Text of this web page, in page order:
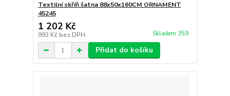
Textilní skříň šatna 88x50x160CM ORNAMENT
45245
1 202 Kč
993 Kč bez DPH Skladem 359
Přidat do košíku